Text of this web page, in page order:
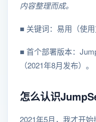
内容整理而成。
■ 关键词：易用（使用
■ 首个部署版本：
（2021年8月发布）。
怎么认识
2021年5月，我才开